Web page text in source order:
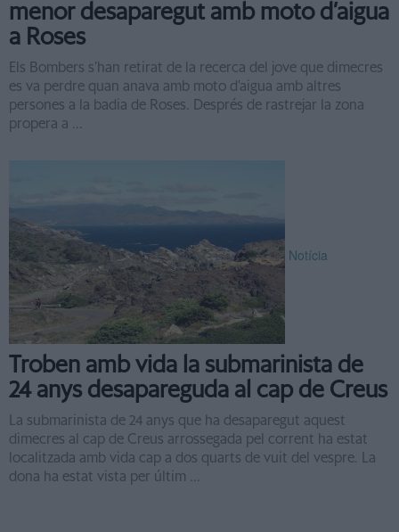
menor desaparegut amb moto d’aigua
a Roses
Els Bombers s’han retirat de la recerca del jove que dimecres
es va perdre quan anava amb moto d’aigua amb altres
persones a la badia de Roses. Després de rastrejar la zona
propera a ...
Notícia
Troben amb vida la submarinista de
24 anys desapareguda al cap de Creus
La submarinista de 24 anys que ha desaparegut aquest
dimecres al cap de Creus arrossegada pel corrent ha estat
localitzada amb vida cap a dos quarts de vuit del vespre. La
dona ha estat vista per últim ...